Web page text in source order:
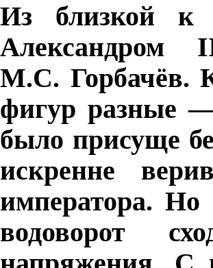
Из близкой к
Александром
М.С. Горбачёв.
фигур разные —
было присуще
искренне
императора.
водоворот